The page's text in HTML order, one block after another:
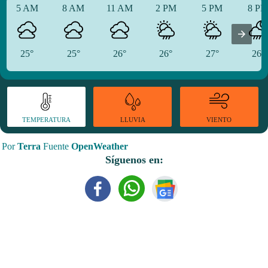
5 AM
25°
8 AM
25°
11 AM
26°
2 PM
26°
5 PM
27°
8
26°
TEMPERATURA LLUVIA VIENTO
PorTerra Fuente OpenWeather
Síguenos en: